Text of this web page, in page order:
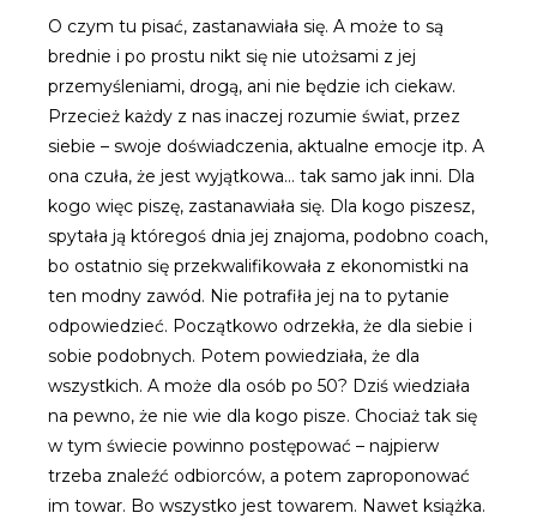
O czym tu pisać, zastanawiała się. A może to są
brednie i po prostu nikt się nie utożsami z jej
przemyśleniami, drogą, ani nie będzie ich ciekaw.
Przecież każdy z nas inaczej rozumie świat, przez
siebie – swoje doświadczenia, aktualne emocje itp. A
ona czuła, że jest wyjątkowa… tak samo jak inni. Dla
kogo więc piszę, zastanawiała się. Dla kogo piszesz,
spytała ją któregoś dnia jej znajoma, podobno coach,
bo ostatnio się przekwalifikowała z ekonomistki na
ten modny zawód. Nie potrafiła jej na to pytanie
odpowiedzieć. Początkowo odrzekła, że dla siebie i
sobie podobnych. Potem powiedziała, że dla
wszystkich. A może dla osób po 50? Dziś wiedziała
na pewno, że nie wie dla kogo pisze. Chociaż tak się
w tym świecie powinno postępować – najpierw
trzeba znaleźć odbiorców, a potem zaproponować
im towar. Bo wszystko jest towarem. Nawet książka.